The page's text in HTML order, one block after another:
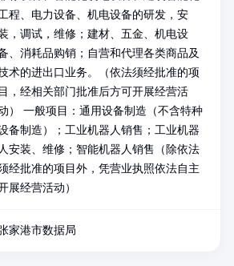
程、电力设备、机电设备的研发，安
，调试，维修；建材、五金、机电设
、消耗品购销；自营和代理各类商品及
术的进出口业务。（依法须经批准的项
目，经相关部门批准后方可开展经营活
） 一般项目：通用设备制造（不含特种
备制造）；工业机器人销售；工业机器
人安装、维修；智能机器人销售（除依法
经批准的项目外，凭营业执照依法自主
展经营活动）
家港市数据局